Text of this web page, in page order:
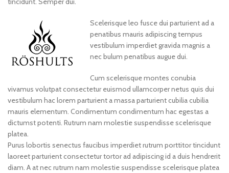
Scelerisque leo fusce dui parturient ad a
penatibus mauris adipiscing tempus
vestibulum imperdiet gravida magnis a
nec bulum penatibus augue dui.
Cum scelerisque montes conubia
vivamus volutpat consectetur euismod ullamcorper netus quis dui
vestibulum hac lorem parturient a massa parturient cubilia cubilia
mauris elementum. Condimentum condimentum hac egestas a
dictumst potenti. Rutrum nam molestie suspendisse scelerisque
platea.
Purus lobortis senectus faucibus imperdiet rutrum porttitor tincidunt
laoreet parturient consectetur tortor ad adipiscing id a duis hendrerit
diam. A at nec rutrum nam molestie suspendisse scelerisque platea